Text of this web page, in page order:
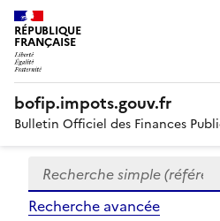
RÉPUBLIQUE
FRANÇAISE
bofip.impots.gouv.fr
Bulletin Officiel des Finances
Formulaire
de
recherche
Recherche simple
Recherche avancée